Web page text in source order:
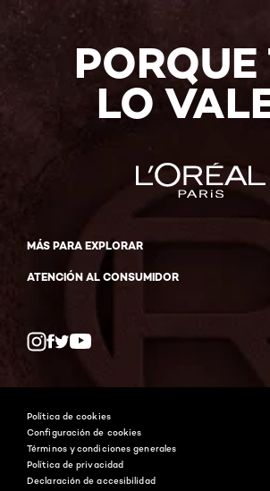
PORQUE
LO
MÁS PARA EXPLORAR
ATENCIÓN AL CONSUMIDOR
Facebook
Whatsapp
YouTube
Política de cookies
Configuración de cookies
Términos y condiciones generales
Política de privacidad
Declaración de accesibilidad